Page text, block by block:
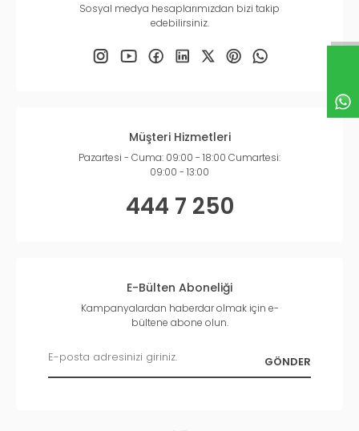
Sosyal medya hesaplarımızdan bizi takip
edebilirsiniz.
Müşteri Hizmetleri
Pazartesi - Cuma: 09:00 - 18:00 Cumartesi:
09:00 - 13:00
444 7 250
E-Bülten Aboneliği
Kampanyalardan haberdar olmak için e-
bültene abone olun.